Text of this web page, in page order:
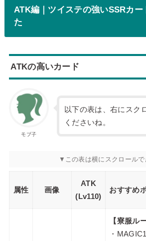
ATK編｜ツイステの強いSSRカー
た
ATKの高いカード
モブ子
以下の表は、右にスク
くださいね。
属性 画像
ATK
(Lv110)
おすすめ
【寮服ル
・